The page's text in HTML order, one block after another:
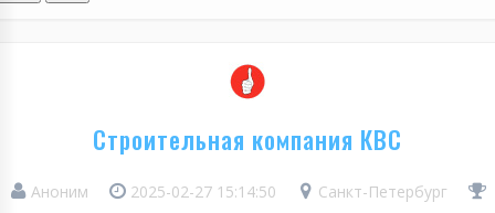
Строительная компания КВС
Аноним 2025-02-27 15:14:50
Санкт-Петербург